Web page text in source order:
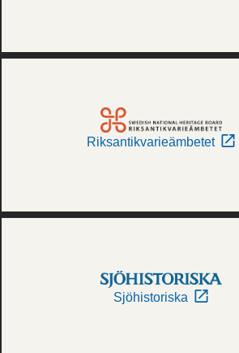
Riksantikvarieämbetet
Sjöhistoriska